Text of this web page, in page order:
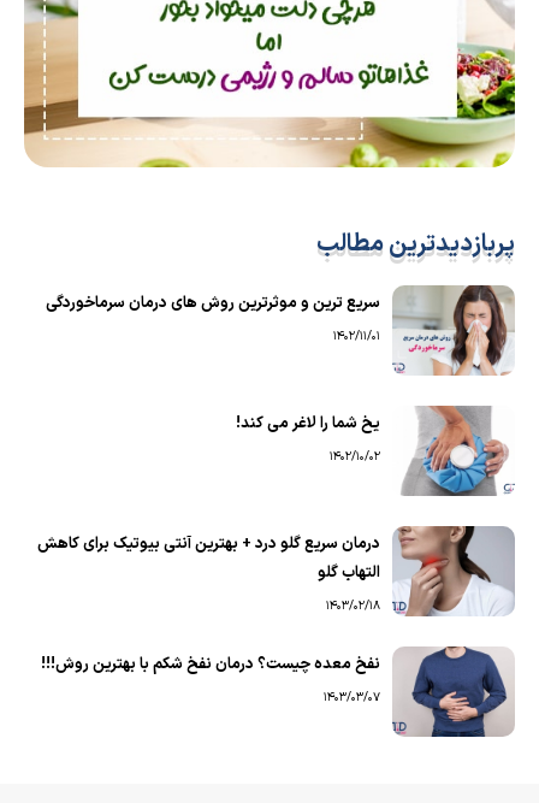
پربازدیدترین مطالب
سریع ترین و موثرترین روش های درمان سرماخوردگی
1402/11/01
یخ شما را لاغر می کند!
1402/10/02
درمان سریع گلو درد + بهترین آنتی بیوتیک برای کاهش
التهاب گلو
1403/02/18
نفخ معده چیست؟ درمان نفخ شکم با بهترین روش!!!
1403/03/07